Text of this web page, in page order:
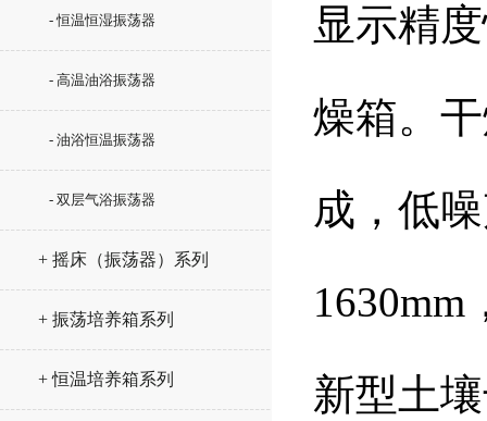
- 恒温恒湿振荡器
- 高温油浴振荡器
- 油浴恒温振荡器
- 双层气浴振荡器
+ 摇床（振荡器）系列
+ 振荡培养箱系列
+ 恒温培养箱系列
显示精
燥箱。
成，低
1630mm
新型土